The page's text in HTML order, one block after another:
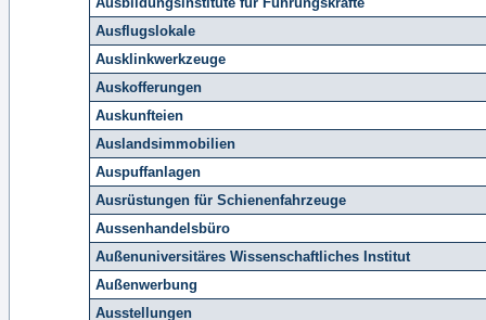
Ausflugslokale
Ausklinkwerkzeuge
Auskofferungen
Auskunfteien
Auslandsimmobilien
Auspuffanlagen
Ausrüstungen für Schienenfahrzeuge
Aussenhandelsbüro
Außenuniversitäres Wissenschaftliches Institut
Außenwerbung
Ausstellungen